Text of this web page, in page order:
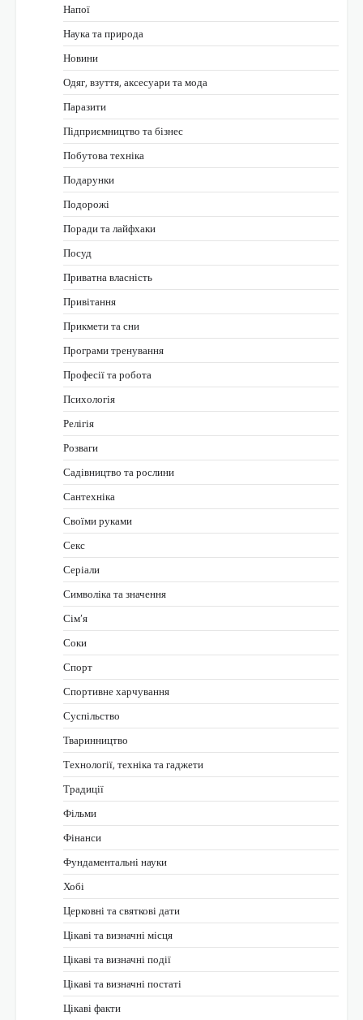
Напої
Наука та природа
Новини
Одяг, взуття, аксесуари та мода
Паразити
Підприємництво та бізнес
Побутова техніка
Подарунки
Подорожі
Поради та лайфхаки
Посуд
Приватна власність
Привітання
Прикмети та сни
Програми тренування
Професії та робота
Психологія
Релігія
Розваги
Садівництво та рослини
Сантехніка
Своїми руками
Секс
Серіали
Символіка та значення
Сім’я
Соки
Спорт
Спортивне харчування
Суспільство
Тваринництво
Технології, техніка та гаджети
Традиції
Фільми
Фінанси
Фундаментальні науки
Хобі
Церковні та святкові дати
Цікаві та визначні місця
Цікаві та визначні події
Цікаві та визначні постаті
Цікаві факти